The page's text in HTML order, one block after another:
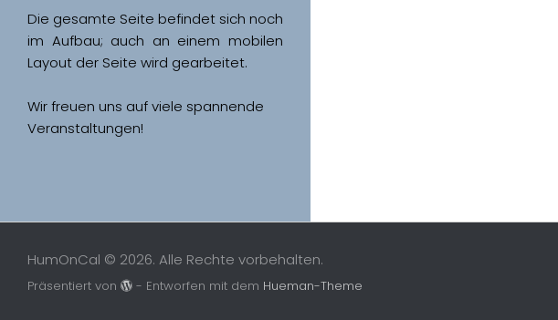
Die gesamte Seite befindet sich noch
im Aufbau; auch an einem mobilen
Wir freuen uns auf viele spannende
Veranstaltungen!
HumOnCal © 2026. Alle Rechte vorbehalten.
Präsentiert von - Entworfen mit dem Hueman-Theme